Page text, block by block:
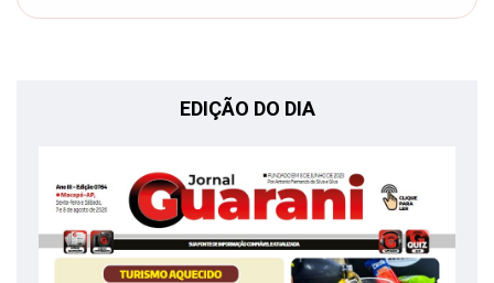
EDIÇÃO DO DIA